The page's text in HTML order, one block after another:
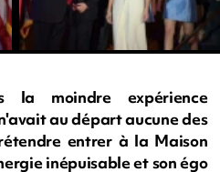
la moindre expérience
au départ aucune des
entrer à la Maison
inépuisable et son égo